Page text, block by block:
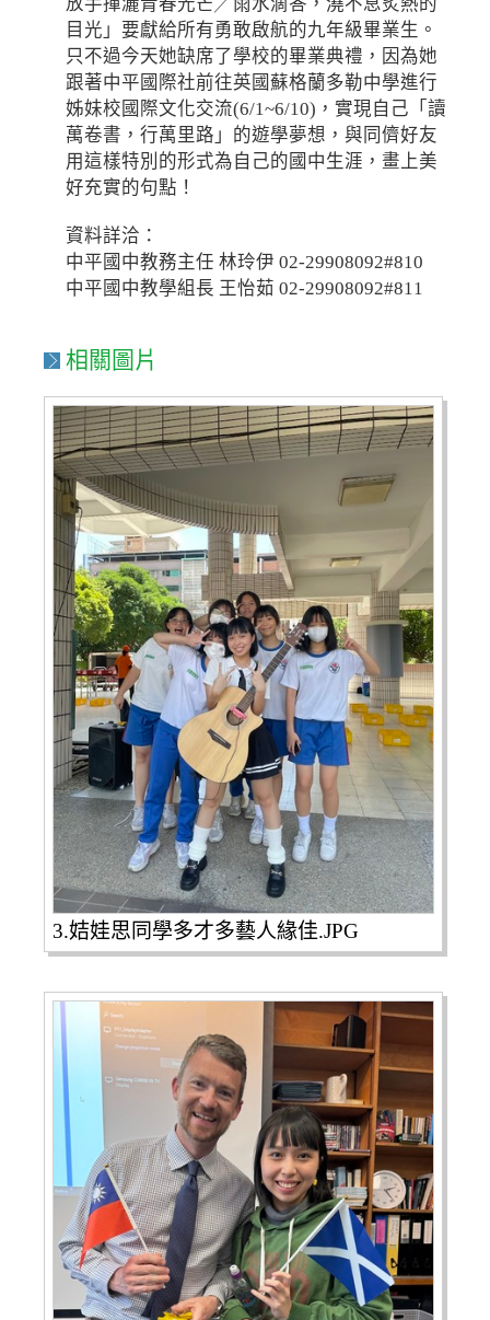
目光」要獻給所有勇敢啟航的九年級畢業生。
只不過今天她缺席了學校的畢業典禮，因為她
跟著中平國際社前往英國蘇格蘭多勒中學進行
姊妹校國際文化交流(6/1~6/10)，實現自己「讀
萬卷書，行萬里路」的遊學夢想，與同儕好友
用這樣特別的形式為自己的國中生涯，畫上美
好充實的句點！
資料詳洽：
中平國中教務主任 林玲伊 02-29908092#810
中平國中教學組長 王怡茹 02-29908092#811
相關圖片
3.姞娃思同學多才多藝人緣佳.JPG